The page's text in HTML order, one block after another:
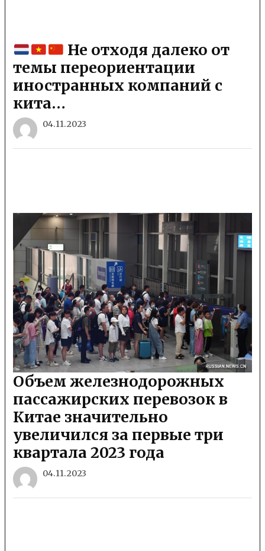
Не отходя далеко от
темы переориентации
иностранных компаний с
кита…
04.11.2023
Объем железнодорожных
пассажирских перевозок в
Китае значительно
увеличился за первые три
квартала 2023 года
04.11.2023